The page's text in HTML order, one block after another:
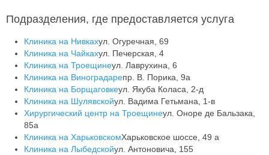
Подразделения, где предоставляется услуга
Клиника на Нивкахул. Огуречная, 69
Клиника на Чайкахул. Печерская, 4
Клиника на Троещинеул. Лаврухина, 6
Клиника на Виноградарепр. В. Порика, 9а
Клиника на Борщаговкеул. Якуба Коласа, 2-д
Клиника на Шулявскойул. Вадима Гетьмана, 1-в
Хирургический центр на Троещинеул. Оноре де Бальзака,
85а
Клиника на ХарьковскомХарьковское шоссе, 49 а
Клиника на Лыбедскойул. Антоновича, 155